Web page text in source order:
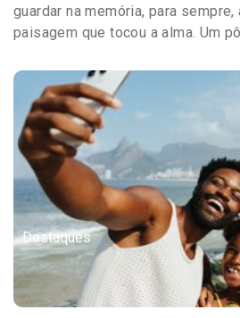
guardar na memória, para
paisagem que tocou a alma. Um
Destaques